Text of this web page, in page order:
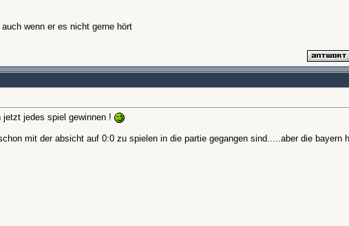
wenn er es nicht gerne hört
jedes spiel gewinnen !
mit der absicht auf 0:0 zu spielen in die partie gegangen sind.....aber die bayern